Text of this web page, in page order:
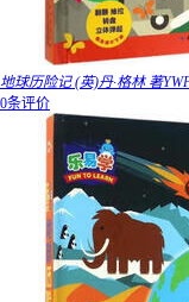
地球历险记 (英)丹·格林 著
0条评价